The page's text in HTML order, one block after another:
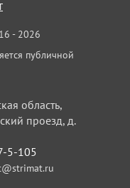
- 2026
публичной
область,
проезд, д.
5-105